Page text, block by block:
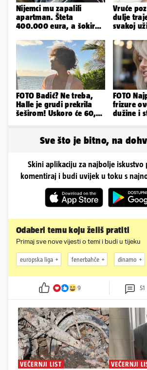
Nijemci mu zapalili
apartman. Šteta
400.000 eura, a šokirao
Vruće
dulje
svakoj
FOTO Badić? Ne treba,
Halle je grudi prekrila
šeširom! Uskoro će 60,
FOTO
frizure
dužine i
Sve što je bitno, na
Skini aplikaciju za najbolje iskustvo
komentiraj i budi uvijek u toku s
Odaberi temu koju želiš pratiti
Primaj sve nove vijesti o temi i budi u tijeku
europska liga fenerbahče dinamo
9 51